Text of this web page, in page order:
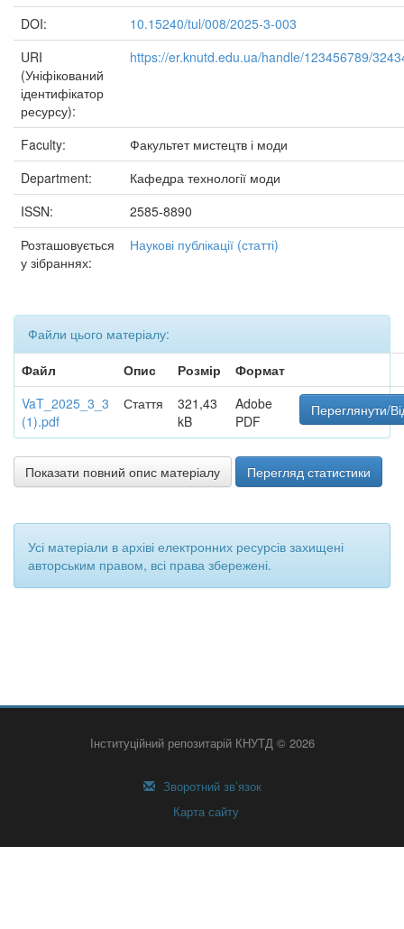
DOI:
10.15240/tul/008/2025-3-003
URI
(Уніфікований
ідентифікатор
ресурсу):
https://er.knutd.edu.ua/handle/123456789/
Faculty:
Факультет мистецтв і моди
Department:
Кафедра технології моди
ISSN:
2585-8890
Розташовується
у зібраннях:
Наукові публікації (статті)
Файли цього матеріалу:
Файл
Опис Розмір
Формат
VaT_2025_3_3
(1).pdf
Стаття
321,43
kB
Adobe
PDF
Переглянути/
Показати повний опис матеріалу Перегляд статистики
Усі матеріали в архіві електронних ресурсів захищені
авторським правом, всі права збережені.
Інституційний репозитарій КНУТД © 2026
Зворотний зв’язок
Карта сайту